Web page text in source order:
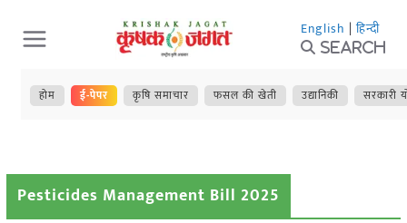
Skip
to
content
English | हिन्दी
Search
होम ई-पेपर कृषि समाचार फसल की खेती उद्यानिकी सरकारी
Pesticides Management Bill 2025